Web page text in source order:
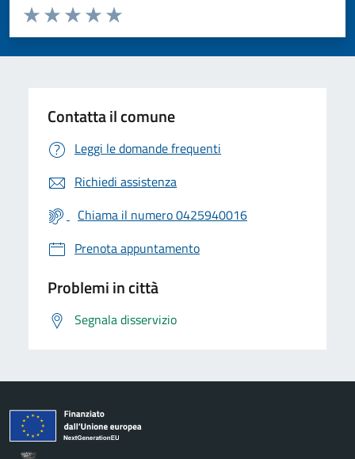
Valuta da 1 a 5 stelle la pagina
Valuta 5 stelle su 5
Valuta 4 stelle su 5
Valuta 3 stelle su 5
Valuta 2 stelle su 5
Valuta 1 stelle su 5
Contatta il comune
Leggi le domande frequenti
Richiedi assistenza
Chiama il numero 0425940016
Prenota appuntamento
Problemi in città
Segnala disservizio